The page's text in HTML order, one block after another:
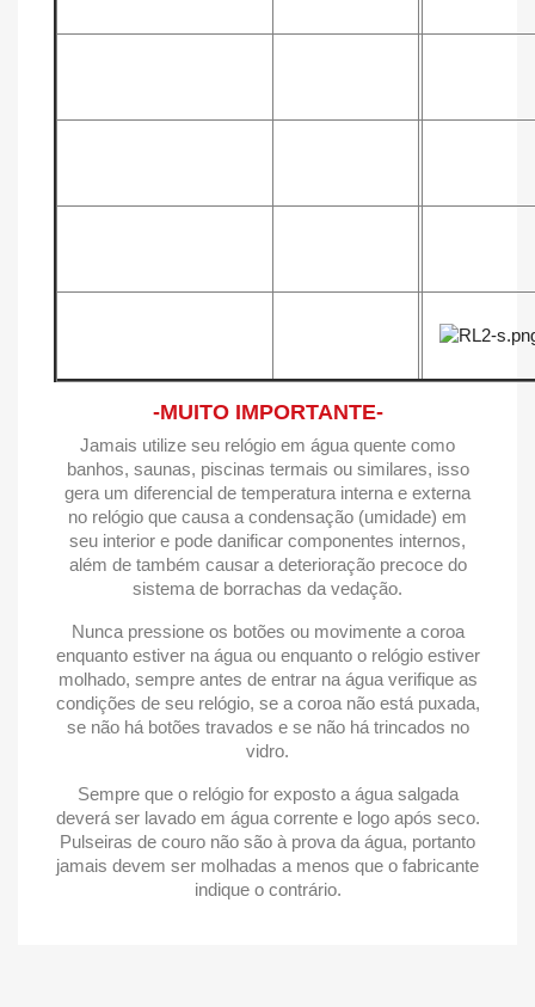
-MUITO IMPORTANTE-
Jamais utilize seu relógio em água quente como
banhos, saunas, piscinas termais ou similares, isso
gera um diferencial de temperatura interna e externa
no relógio que causa a condensação (umidade) em
seu interior e pode danificar componentes internos,
além de também causar a deterioração precoce do
sistema de borrachas da vedação.
Nunca pressione os botões ou movimente a coroa
enquanto estiver na água ou enquanto o relógio estiver
molhado, sempre antes de entrar na água verifique as
condições de seu relógio, se a coroa não está puxada,
se não há botões travados e se não há trincados no
vidro.
Sempre que o relógio for exposto a água salgada
deverá ser lavado em água corrente e logo após seco.
Pulseiras de couro não são à prova da água, portanto
jamais devem ser molhadas a menos que o fabricante
indique o contrário.